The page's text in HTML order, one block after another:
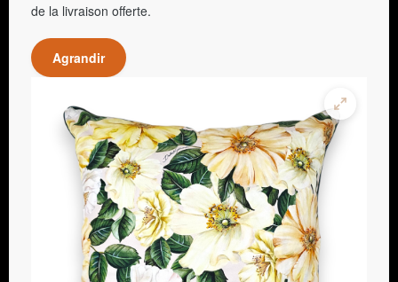
de la livraison offerte.
Agrandir